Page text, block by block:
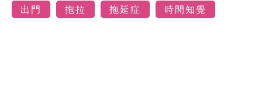
出門
拖拉 拖延症 時間知覺